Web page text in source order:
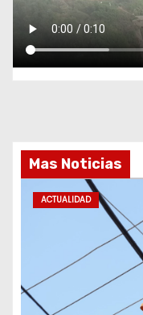
Mas Noticias
ACTUALIDAD